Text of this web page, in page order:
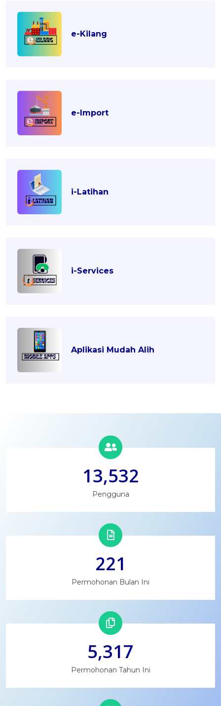
e-Kilang
e-Import
i-Latihan
i-Services
Aplikasi Mudah Alih
13,533
Pengguna
222
Permohonan Bulan Ini
5,318
Permohonan Tahun Ini